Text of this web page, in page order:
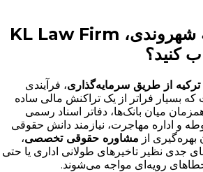
چرا برای پروسه شهروندی، KL Law Firm
کنید؟
ترکیه از طریق سرمایه‌گذاری، فرآیندی
بسیار فراتر از یک تراکنش مالی ساده
میان بانک‌ها، دفاتر اسناد رسمی
و اداره مهاجرت، نیازمند دانش حقوقی
از مشاوره حقوقی تخصصی،
جدی نظیر تاخیرهای طولانی اداری یا حتی
رویه‌ای مواجه می‌شوند.